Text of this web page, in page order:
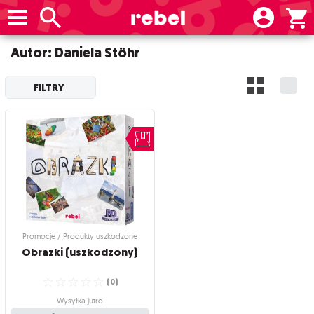
Autor: Daniela Stöhr
FILTRY
Promocje / Produkty uszkodzone
Obrazki(uszkodzony)
(0)
Wysyłka jutro